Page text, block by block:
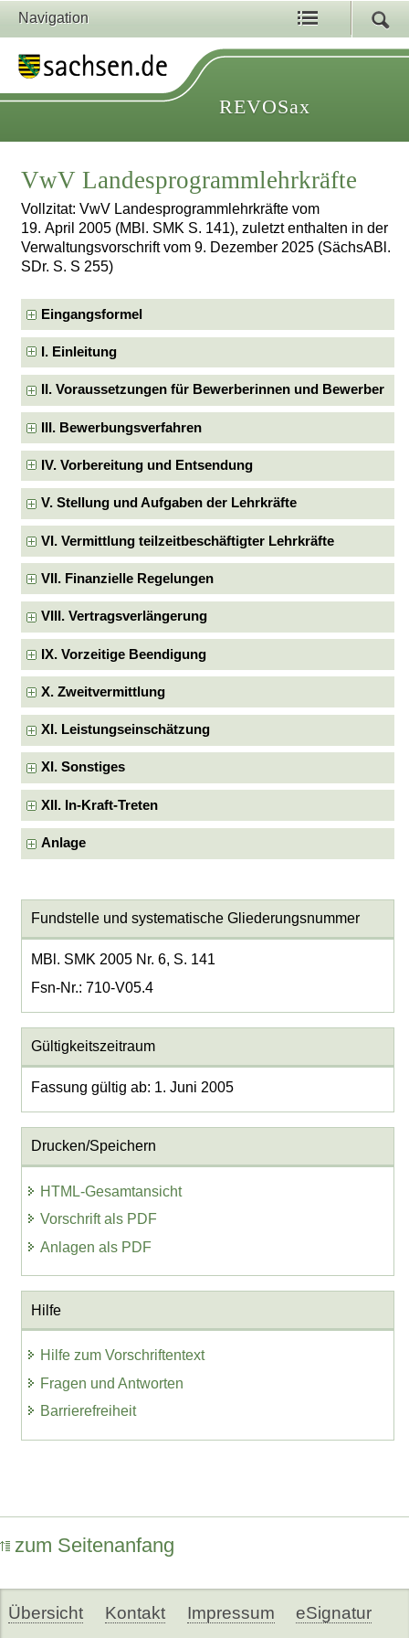
Navigation
REVOSax
VwV Landesprogrammlehrkräfte
Vollzitat: VwV Landesprogrammlehrkräfte vom
19. April 2005 (MBl. SMK S. 141), zuletzt enthalten in der
Verwaltungsvorschrift vom 9. Dezember 2025 (SächsABl.
SDr. S. S 255)
Eingangsformel
I. Einleitung
II. Voraussetzungen für Bewerberinnen und Bewerber
III. Bewerbungsverfahren
IV. Vorbereitung und Entsendung
V. Stellung und Aufgaben der Lehrkräfte
VI. Vermittlung teilzeitbeschäftigter Lehrkräfte
VII. Finanzielle Regelungen
VIII. Vertragsverlängerung
IX. Vorzeitige Beendigung
X. Zweitvermittlung
XI. Leistungseinschätzung
XI. Sonstiges
XII. In-Kraft-Treten
Anlage
Fundstelle und systematische Gliederungsnummer
MBl. SMK 2005 Nr. 6, S. 141
Fsn-Nr.: 710-V05.4
Gültigkeitszeitraum
Fassung gültig ab: 1. Juni 2005
Drucken/Speichern
HTML-Gesamtansicht
Vorschrift als PDF
Anlagen als PDF
Hilfe
Hilfe zum Vorschriftentext
Fragen und Antworten
Barrierefreiheit
zum Seitenanfang
Übersicht Kontakt Impressum eSignatur